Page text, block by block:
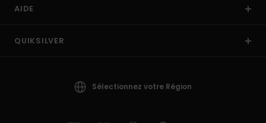
AIDE
QUIKSILVER
Sélectionnez votre Région